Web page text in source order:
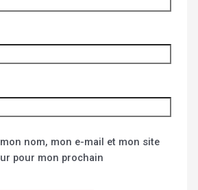
nom, mon e-mail et mon site
pour mon prochain